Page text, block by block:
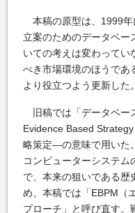
本稿の原型は、1999
立案のためのデータベー
いての考えは変わってい
べき市場環境のほうであ
より役立つよう更新した。
旧稿では「データベー
Evidence Based
略策定―の意味で用いた
コンピューターシステム
で、本来の狙いである歴
め、本稿では「EBPM（
プローチ」と呼び直す。